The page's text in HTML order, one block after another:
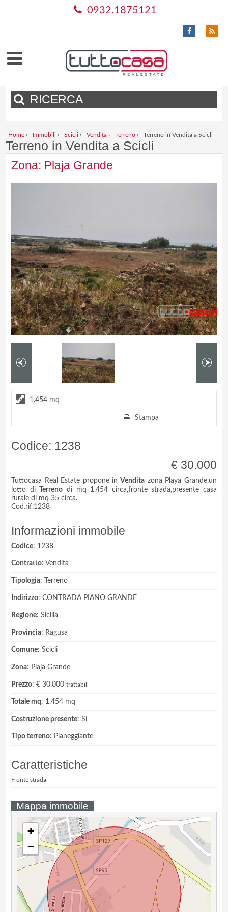
0932.1875121
RICERCA
Home › Immobili › Scicli › Vendita › Terreno › Terreno in Vendita a Scicli
Terreno in Vendita a Scicli
Zona: Plaja Grande
1.454 mq
Stampa
Codice: 1238
€ 30.000
Tuttocasa Real Estate propone inVendita zona Playa Grande,un
lotto di
Terreno di mq 1.454 circa,fronte strada,presente casa
rurale di mq 35 circa.
Cod.rif.1238
Informazioni immobile
Codice: 1238
Contratto: Vendita
Tipologia: Terreno
Indirizzo: CONTRADA PIANO GRANDE
Regione: Sicilia
Provincia: Ragusa
Comune: Scicli
Zona: Plaja Grande
Prezzo: € 30.000trattabili
Totale mq: 1.454 mq
Costruzione presente: Sì
Tipo terreno: Pianeggiante
Caratteristiche
Fronte strada
Mappa immobile
+
−